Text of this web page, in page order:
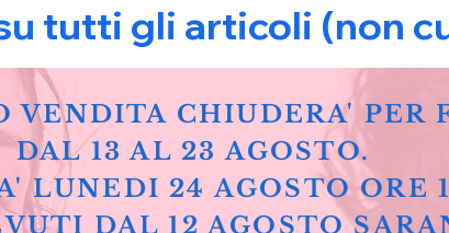
tutti gli articoli (non
VENDITA CHIUDERA' PER
DAL 13 AL 23 AGOSTO.
LUNEDI 24 AGOSTO ORE
DAL 12 AGOSTO